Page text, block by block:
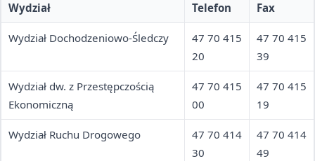
Wydział Telefon Fax
Wydział Dochodzeniowo-Śledczy
47 70 415
20
47 70 415
39
Wydział dw. z Przestępczością
Ekonomiczną
47 70 415
00
47 70 415
19
Wydział Ruchu Drogowego
47 70 414
30
47 70 414
49